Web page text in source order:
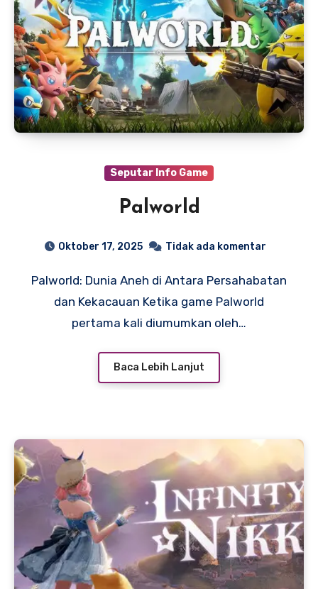
Seputar Info Game
Palworld
Oktober 17, 2025 Tidak ada komentar
Palworld: Dunia Aneh di Antara Persahabatan
dan Kekacauan Ketika game Palworld
pertama kali diumumkan oleh…
Baca Lebih Lanjut